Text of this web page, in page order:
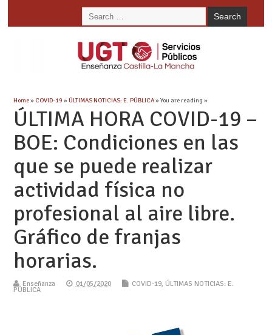
Home» COVID-19 »ÚLTIMAS NOTICIAS: E. PÚBLICA» You are reading »
ÚLTIMA HORA COVID-19 –
BOE: Condiciones en las
que se puede realizar
actividad física no
profesional al aire libre.
Gráfico de franjas
horarias.
Enseñanza 01/05/2020 COVID-19, ÚLTIMAS NOTICIAS: E.
PÚBLICA